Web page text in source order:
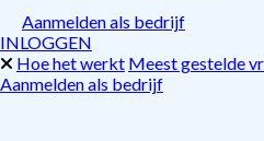
Aanmelden als bedrijf
INLOGGEN
Hoe het werkt Meest gestelde
Aanmelden als bedrijf